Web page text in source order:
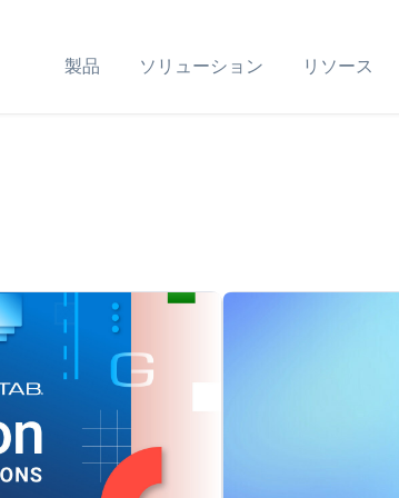
製品 ソリューション リソース